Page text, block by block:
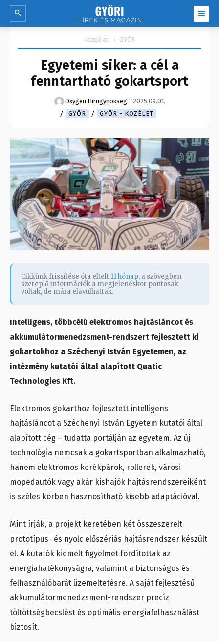
Kezdőlap GYŐR
Egyetemi siker: a cél a
fenntartható gokartsport
Oxygen Hirügynökség - 2025.09.01.
GYŐR
GYŐR - KÖZÉLET
Cikkünk frissítése óta eltelt 11 hónap, a szövegben
szereplő információk a megjelenéskor pontosak
voltak, de mára elavulhattak.
Intelligens, többcélú elektromos hajtásláncot és
akkumulátormenedzsment-rendszert fejlesztett ki
gokartokhoz a Széchenyi István Egyetemen, az
intézmény kutatói által alapított Quatic
Technologies Kft.
Elektromos gokarthoz fejlesztett intelligens
hajtásláncot a Széchenyi István Egyetem kutatói által
alapított cég – tudatta portálján az egyetem. Az új
technológia nemcsak a gokartsportban alkalmazható,
hanem elektromos kerékpárok, rollerek, városi
mopedautók vagy akár kishajók hajtásrendszereiként
is széles körben hasznosítható kisebb adaptációval.
Mint írják, a projekt keretében két összeszerelt
prototípus- és nyolc előszériás hajtásrendszer készült
el. A kutatók kiemelt figyelmet fordítottak az
energiahatékonyságra, valamint a biztonságos és
felhasználóbarát üzemeltetésre. A saját fejlesztésű
akkumulátormenedzsment-rendszer precíz
töltöttségbecslést és optimális energiafelhasználást
biztosít.